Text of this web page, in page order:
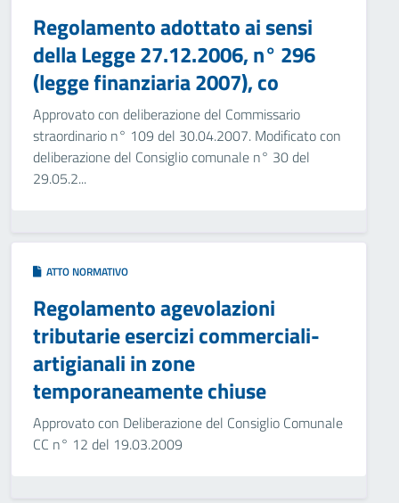
Regolamento adottato ai sensi
della Legge 27.12.2006, n° 296
(legge finanziaria 2007), co
Approvato con deliberazione del Commissario
straordinario n° 109 del 30.04.2007. Modificato con
deliberazione del Consiglio comunale n° 30 del
29.05.2...
ATTO NORMATIVO
Regolamento agevolazioni
tributarie esercizi commerciali-
artigianali in zone
temporaneamente chiuse
Approvato con Deliberazione del Consiglio Comunale
CC n° 12 del 19.03.2009